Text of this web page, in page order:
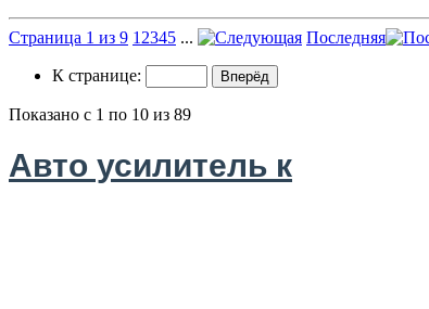
Страница 1 из 9 1 2345 ... Последняя
К странице:
Показано с 1 по 10 из 89
Авто усилитель к